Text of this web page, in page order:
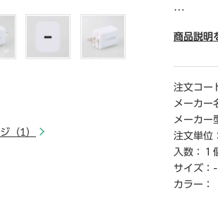
（1）
タ―と接
● 本製品
● 複数口
スリム
y （20W
● 定格入
● 定格入
● 定格出
● 定格出
商品説明
注文コー
メーカー
メーカー
注文単位
入数：
１
サイズ： -
カラー：